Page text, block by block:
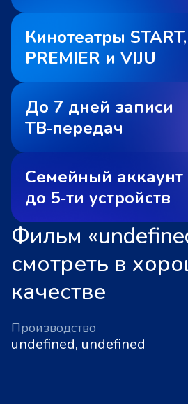
Кинотеатры START,
PREMIER и VIJU
До 7 дней записи
ТВ‑передач
Семейный аккаунт
до 5‑ти устройств
Фильм
смотреть в
качестве
Производство
undefined, undefined